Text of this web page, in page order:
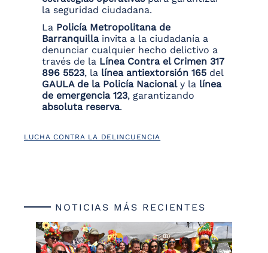
la seguridad ciudadana.
La Policía Metropolitana de
Barranquillainvita a la ciudadanía a
denunciar cualquier hecho delictivo a
través de la Línea Contra el Crimen 317
896 5523, la línea antiextorsión 165 del
GAULA de la Policía Nacionaly la línea
de emergencia 123, garantizando
absoluta reserva.
LUCHA CONTRA LA DELINCUENCIA
NOTICIAS MÁS RECIENTES